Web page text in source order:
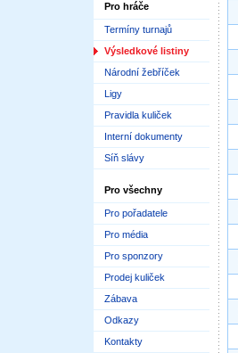
Pro hráče
Termíny turnajů
Výsledkové listiny
Národní žebříček
Ligy
Pravidla kuliček
Interní dokumenty
Síň slávy
Pro všechny
Pro pořadatele
Pro média
Pro sponzory
Prodej kuliček
Zábava
Odkazy
Kontakty